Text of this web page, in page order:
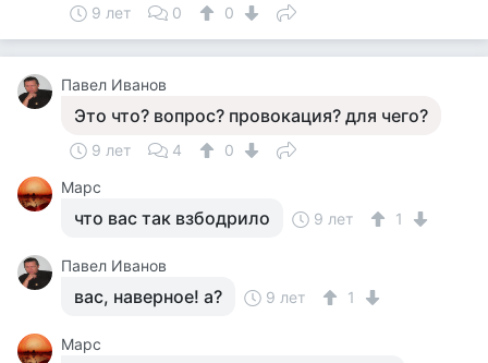
9 лет 0 0
Павел Иванов
Это что? вопрос? провокация? для чего?
9 лет 4
0
Марс
что вас так взбодрило 9 лет 1
Павел Иванов
вас, наверное! а? 9 лет 1
Марс